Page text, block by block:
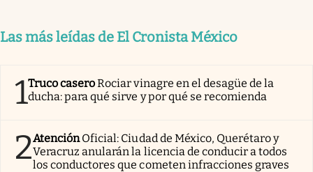
Las más leídas de El Cronista México
1Truco caseroRociar vinagre en el desagüe de la
ducha: para qué sirve y por qué se recomienda
2AtenciónOficial: Ciudad de México, Querétaro y
Veracruz anularán la licencia de conducir a todos
los conductores que cometen infracciones graves